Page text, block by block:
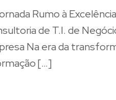
Rumo à
de T.I. de
Na era da
[…]